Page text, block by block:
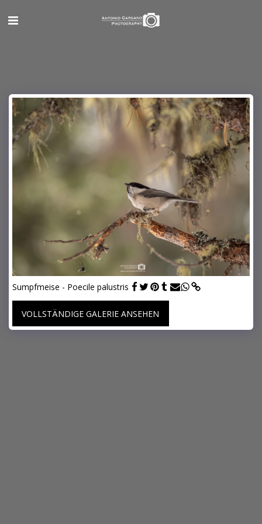
Sumpfmeise - Poecile palustris
VOLLSTÄNDIGE GALERIE ANSEHEN